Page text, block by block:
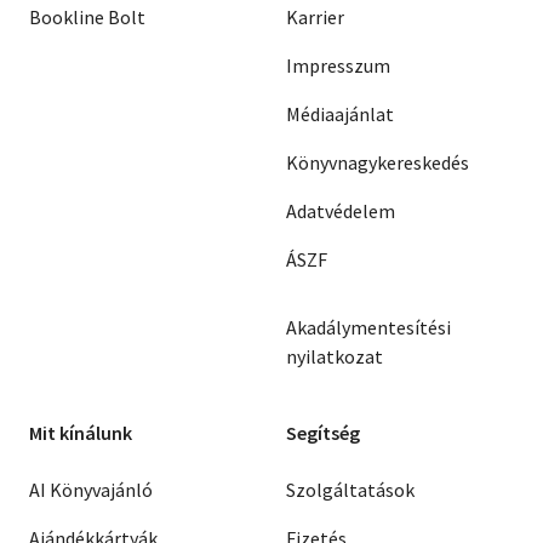
Bookline Bolt
Karrier
Impresszum
Médiaajánlat
Könyvnagykereskedés
Adatvédelem
ÁSZF
Akadálymentesítési
nyilatkozat
Mit kínálunk
AI Könyvajánló
Ajándékkártyák
Segítség
Szolgáltatások
Fizetés